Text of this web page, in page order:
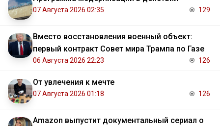
07 Августа 2026 02:35 129
Вместо восстановления военный объект:
первый контракт Совет мира Трампа по Газе
06 Августа 2026 22:23 126
От увлечения к мечте
07 Августа 2026 01:18 126
Amazon выпустит документальный сериал о